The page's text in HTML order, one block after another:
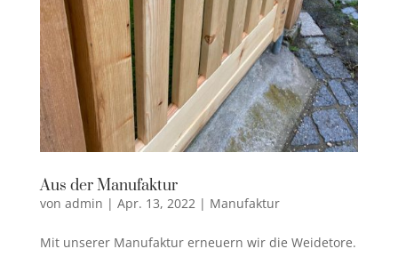
Aus der Manufaktur
von admin | Apr. 13, 2022| Manufaktur
Mit unserer Manufaktur erneuern wir die Weidetore.